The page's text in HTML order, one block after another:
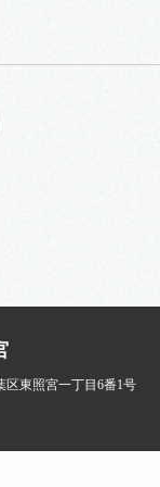
東照宮一丁目6番1号